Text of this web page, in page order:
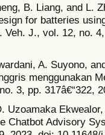
B. Liang, and L.
for batteries
J., vol. 12, no.
A. Suyono,
menggunakan
3, pp. 317â€“322,
Uzoamaka
Chatbot Advisory